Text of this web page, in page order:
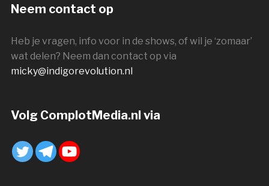
Neem contact op
Heb je vragen, info voor in de shows, of wil je ‘zomaar’
wat delen? Neem dan contact op via
micky@indigorevolution.nl
Volg ComplotMedia.nl via